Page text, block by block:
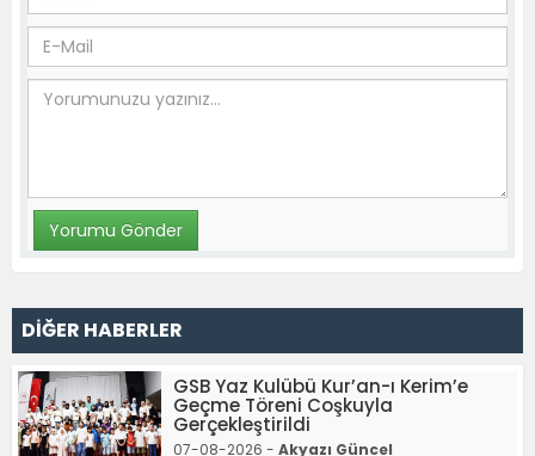
DİĞER HABERLER
GSB Yaz Kulübü Kur’an-ı Kerim’e
Geçme Töreni Coşkuyla
Gerçekleştirildi
07-08-2026 - Akyazı Güncel